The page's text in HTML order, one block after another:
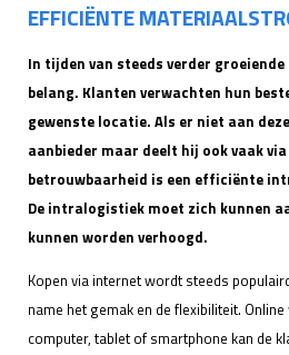
EFFICIËNTE
In tijden van steeds verder
belang. Klanten verwachten hun
gewenste locatie. Als er niet aan
aanbieder maar deelt hij ook vaak
betrouwbaarheid is een efficiënte
De intralogistiek moet zich kunnen
kunnen worden verhoogd.
Kopen via internet wordt steeds
name het gemak en de flexibiliteit.
computer, tablet of smartphone kan de